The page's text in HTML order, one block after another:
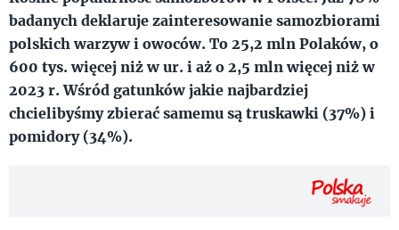
badanych deklaruje zainteresowanie samozbiorami
polskich warzyw i owoców. To 25,2 mln Polaków, o
600 tys. więcej niż w ur. i aż o 2,5 mln więcej niż w
2023 r. Wśród gatunków jakie najbardziej
chcielibyśmy zbierać samemu są truskawki (37%) i
pomidory (34%).